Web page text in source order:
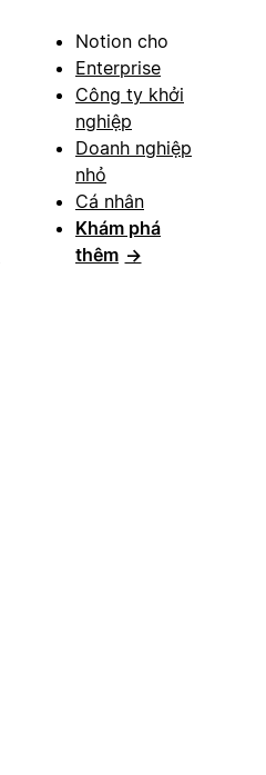
Notion cho
Enterprise
Công ty khởi
nghiệp
Doanh nghiệp
nhỏ
Cá nhân
Khám phá
thêm →